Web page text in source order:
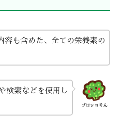
容も含めた、全ての栄養素の
ブロッコりん
検索などを使用し